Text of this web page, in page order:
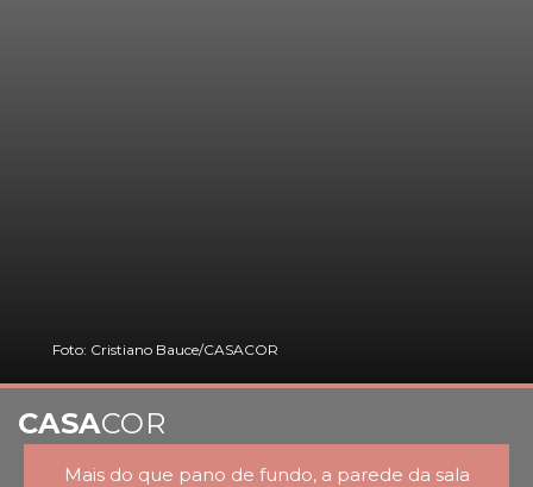
Foto: Cristiano Bauce/CASACOR
Mais do que pano de fundo, a parede da sala
CASACOR